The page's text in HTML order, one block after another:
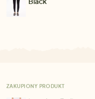
ZAKUPIONY PRODUKT